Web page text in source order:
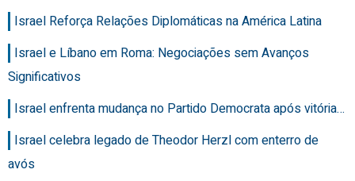
Israel Reforça Relações Diplomáticas na América Latina
Israel e Líbano em Roma: Negociações sem Avanços
Significativos
Israel enfrenta mudança no Partido Democrata após vitória…
Israel celebra legado de Theodor Herzl com enterro de
avós